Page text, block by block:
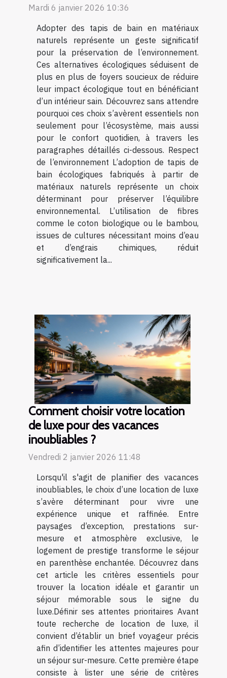
Mardi 6 janvier 2026 10:36
Adopter des tapis de bain en matériaux
naturels représente un geste significatif
pour la préservation de l’environnement.
Ces alternatives écologiques séduisent de
plus en plus de foyers soucieux de réduire
leur impact écologique tout en bénéficiant
d’un intérieur sain. Découvrez sans attendre
pourquoi ces choix s’avèrent essentiels non
seulement pour l’écosystème, mais aussi
pour le confort quotidien, à travers les
paragraphes détaillés ci-dessous. Respect
de l’environnement L’adoption de tapis de
bain écologiques fabriqués à partir de
matériaux naturels représente un choix
déterminant pour préserver l’équilibre
environnemental. L’utilisation de fibres
comme le coton biologique ou le bambou,
issues de cultures nécessitant moins d’eau
et d’engrais chimiques, réduit
significativement la...
Comment choisir votre location
de luxe pour des vacances
inoubliables ?
Vendredi 2 janvier 2026 11:48
Lorsqu'il s'agit de planifier des vacances
inoubliables, le choix d’une location de luxe
s’avère déterminant pour vivre une
expérience unique et raffinée. Entre
paysages d’exception, prestations sur-
mesure et atmosphère exclusive, le
logement de prestige transforme le séjour
en parenthèse enchantée. Découvrez dans
cet article les critères essentiels pour
trouver la location idéale et garantir un
séjour mémorable sous le signe du
luxe.Définir ses attentes prioritaires Avant
toute recherche de location de luxe, il
convient d’établir un brief voyageur précis
afin d’identifier les attentes majeures pour
un séjour sur-mesure. Cette première étape
consiste à lister une série de critères